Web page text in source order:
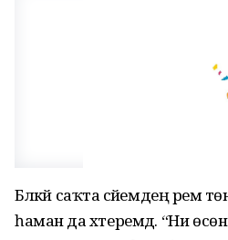
Бәләкәй саҡта әсәйемдең әрем
һаман да хәтеремдә. “Ни